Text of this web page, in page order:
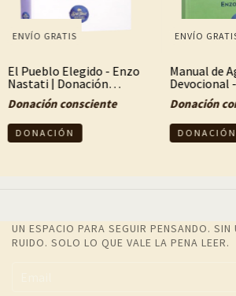
ENVÍO GRATIS
El Pueblo Elegido - Enzo
Nastati | Donación
Consciente
Donación consciente
ENVÍO
Manual de
Devocional
Nastati |
Consciente
Donación
UN ESPACIO PARA SEGUIR PENSANDO. SIN
RUIDO. SOLO LO QUE VALE LA PENA LEER.